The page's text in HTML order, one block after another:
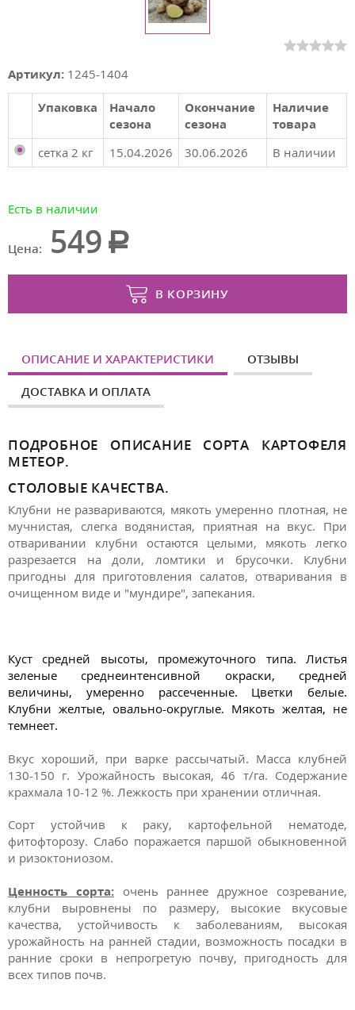
Артикул: 1245-1404
Упаковка
Начало
сезона
Окончание
сезона
Наличие
товара
сетка 2 кг
15.04.2026 30.06.2026 В наличии
Есть в наличии
Цена: 549
В КОРЗИНУ
ОПИСАНИЕ И ХАРАКТЕРИСТИКИ ОТЗЫВЫ
ДОСТАВКА И ОПЛАТА
ПОДРОБНОЕ ОПИСАНИЕ СОРТА КАРТОФЕЛЯ
МЕТЕОР.
СТОЛОВЫЕ КАЧЕСТВА.
Клубни не развариваются, мякоть умеренно плотная, не
мучнистая, слегка водянистая, приятная на вкус. При
отваривании клубни остаются целыми, мякоть легко
разрезается на доли, ломтики и брусочки. Клубни
пригодны для приготовления салатов, отваривания в
очищенном виде и "мундире", запекания.
Куст средней высоты, промежуточного типа. Листья
зеленые среднеинтенсивной окраски, средней
величины, умеренно рассеченные. Цветки белые.
Клубни желтые, овально-округлые. Мякоть желтая, не
темнеет.
Вкус хороший, при варке рассычатый. Масса клубней
130-150 г. Урожайность высокая, 46 т/га. Содержание
крахмала 10-12 %. Лежкость при хранении отличная.
Сорт устойчив к раку, картофельной нематоде,
фитофторозу. Слабо поражается паршой обыкновенной
и ризоктониозом.
Ценность сорта:очень раннее дружное созревание,
клубни выровнены по размеру, высокие вкусовые
качества, устойчивость к заболеваниям, высокая
урожайность на ранней стадии, возможность посадки в
ранние сроки в непрогретую почву, пригодность для
всех типов почв.